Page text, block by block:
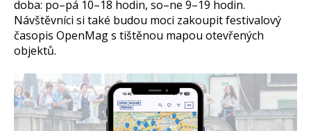
doba: po–pá 10–18 hodin, so–ne 9–19 hodin.
Návštěvníci si také budou moci zakoupit festivalový
časopis OpenMag s tištěnou mapou otevřených
objektů.